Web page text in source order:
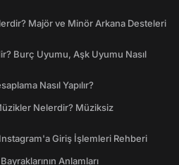
Majör ve Minör Arkana Desteleri
Burç Uyumu, Aşk Uyumu Nasıl
Nasıl Yapılır?
Nelerdir? Müziksiz
Instagram'a Giriş İşlemleri Rehberi
Anlamları